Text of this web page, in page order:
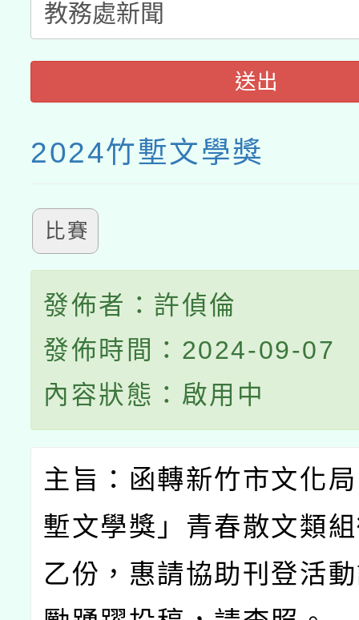
送出
2024竹塹文學獎
比賽
發佈者：許偵倫
發佈時間：2024-09-07
內容狀態：啟用中
主旨：函轉新竹市文化
塹文學獎」青春散文類
乙份，惠請協助刊登活